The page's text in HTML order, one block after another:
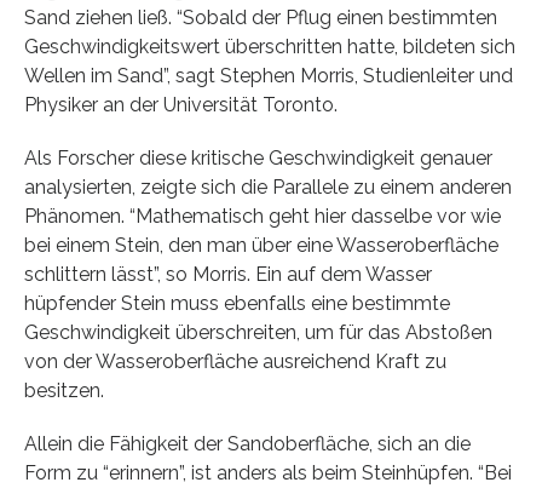
Sand ziehen ließ. “Sobald der Pflug einen bestimmten
Geschwindigkeitswert überschritten hatte, bildeten sich
Wellen im Sand”, sagt Stephen Morris, Studienleiter und
Physiker an der Universität Toronto.
Als Forscher diese kritische Geschwindigkeit genauer
analysierten, zeigte sich die Parallele zu einem anderen
Phänomen. “Mathematisch geht hier dasselbe vor wie
bei einem Stein, den man über eine Wasseroberfläche
schlittern lässt”, so Morris. Ein auf dem Wasser
hüpfender Stein muss ebenfalls eine bestimmte
Geschwindigkeit überschreiten, um für das Abstoßen
von der Wasseroberfläche ausreichend Kraft zu
besitzen.
Allein die Fähigkeit der Sandoberfläche, sich an die
Form zu “erinnern”, ist anders als beim Steinhüpfen. “Bei